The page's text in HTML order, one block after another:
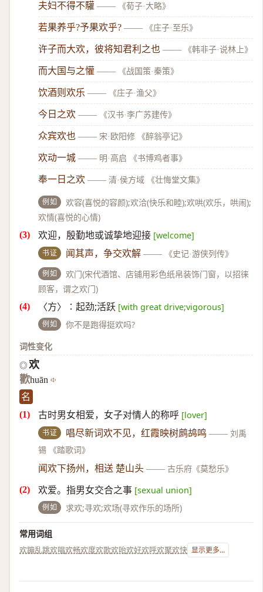
夫妇不得不驩 —— 《荀子·大略》
若果养乎?予果欢乎? —— 《庄子·至乐》
许子而大欢，彼将知君利之也 —— 《韩非子·说林上》
而大国与之懽 —— 《战国策·秦策》
饮酒则欢乐 —— 《庄子·渔父》
今日之欢 —— 《汉书·李广苏建传》
众宾欢也 —— 宋·欧阳修 《醉翁亭记》
欢动一城 —— 明·高启 《书博鸡者事》
奉一日之欢 —— 清·侯方域 《壮悔堂文集》
例如
欢容(喜悦的容颜);欢洽(快乐和睦);欢哄(欢乐，哄闹);
欢情(喜悦的心情)
欢迎，殷勤地或诚挚地迎接 [welcome]
书证 闻其声，争交欢解 —— 《史记·游侠列传》
例如
欢门(宋代酒馆、店铺用彩色纸帛装饰门窗，以招徕
顾客，谓之欢门)
〈方〉∶起劲;活跃 [with great drive;vigorous]
例如
你不是跑得挺欢吗?
词性变化
◎ 欢
歡huān
名
古时男女相爱，女子对情人的称呼 [lover]
书证 唱尽新词欢不见，红霞映树鹧鸪鸣 —— 刘禹
锡 《踏歌词》
闻欢下扬州，相送 楚山头 —— 古乐府《莫愁乐》
欢爱。指男女交合之事 [sexual union]
例如 求欢;寻欢;欢场(寻欢作乐的场所)
常用词组
欢蹦乱跳欢唱欢畅欢度欢歌欢咍欢好欢呼欢聚欢快 显示更多...